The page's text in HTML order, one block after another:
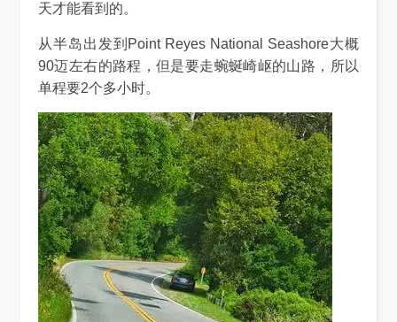
天才能看到的。
从半岛出发到Point Reyes National Seashore大概
90迈左右的路程，但是要走蜿蜒崎岖的山路，所以
单程要2个多小时。